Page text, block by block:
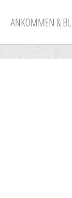
ANKOMMEN &